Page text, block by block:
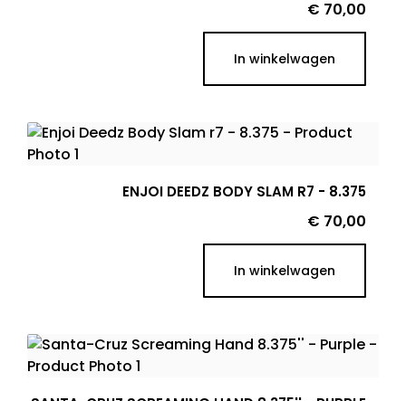
Prijs
€ 70,00
In winkelwagen
ENJOI DEEDZ BODY SLAM R7 - 8.375
Prijs
€ 70,00
In winkelwagen